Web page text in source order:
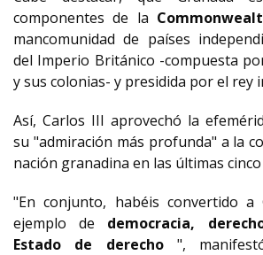
componentes de la
mancomunidad de países
del Imperio Británico -compuesta
y sus colonias- y presidida por el rey
Así, Carlos III aprovechó la
su "admiración más profunda" a la
nación granadina en las últimas cinco
"En conjunto, habéis convertido a
ejemplo de democracia,
Estado de derecho",